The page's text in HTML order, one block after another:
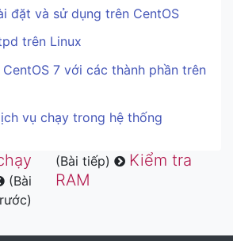
đặt và sử dụng trên CentOS
trên Linux
7 với các thành phần trên
vụ chạy trong hệ thống
(Bài
(Bài tiếp)
Kiểm tra
RAM